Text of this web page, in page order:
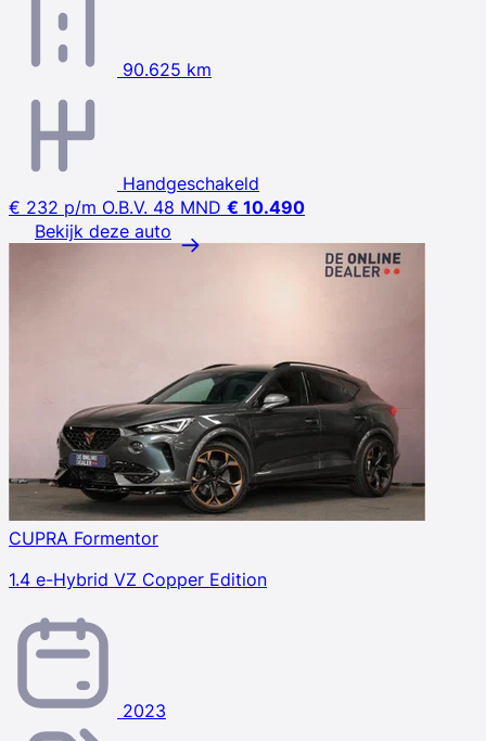
90.625 km
Handgeschakeld
€ 232 p/m O.B.V. 48 MND € 10.490
Bekijk deze auto
CUPRA Formentor
1.4 e-Hybrid VZ Copper Edition
2023